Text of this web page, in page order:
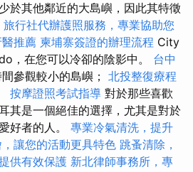
於其他鄰近的大島嶼，因此其特徵
旅行社代辦護照服務，專業協助您
推薦 柬埔寨簽證的辦理流程 City
，在您可以冷卻的陰影中。 台中
參觀較小的島嶼； 北投整復療程
按摩證照考試指導 對於那些喜歡
其是一個絕佳的選擇，尤其是對於
好者的人。 專業冷氣清洗，提升
讓您的活動更具特色 跳蚤清除，
供有效保護 新北律師事務所，專